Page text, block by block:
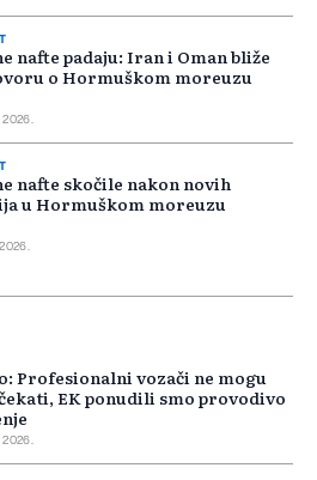
nafte padaju: Iran i Oman bliže
o Hormuškom moreuzu
2026.
nafte skočile nakon novih
u Hormuškom moreuzu
Profesionalni vozači ne mogu
EK ponudili smo provodivo
2026.